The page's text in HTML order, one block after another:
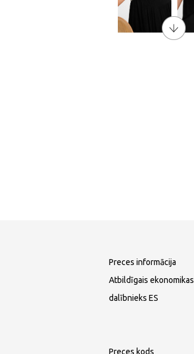
Preces informācija
Atbildīgais ekonomikas
dalībnieks ES
Preces kods